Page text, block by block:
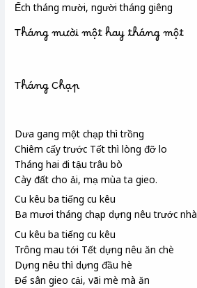
Ếch tháng mười, người tháng giêng
Tháng mười một hay tháng một
Tháng Chạp
Dưa gang một chạp thì trồng
Chiêm cấy trước Tết thì lòng đỡ lo
Tháng hai đi tậu trâu bò
Cày đất cho ải, mạ mùa ta gieo.
Cu kêu ba tiếng cu kêu
Ba mươi tháng chạp dựng nêu trước nhà
Cu kêu ba tiếng cu kêu
Trông mau tới Tết dựng nêu ăn chè
Dựng nêu thì dựng đầu hè
Để sân gieo cải, vãi mè mà ăn